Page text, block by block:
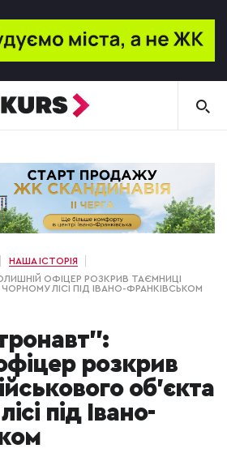
НАША ІСТОРІЯ
ОФІЦЕР РОЗКРИВ ТАЄМНИЦІ
ЛІСІ ПІД ІВАНО-ФРАНКІВСЬКОМ
розкрив
об’єкта
під Івано-